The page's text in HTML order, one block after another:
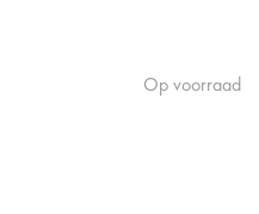
Op voorraad